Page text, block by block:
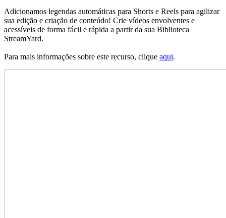
Adicionamos legendas automáticas para Shorts e Reels para agilizar
sua edição e criação de conteúdo! Crie vídeos envolventes e
acessíveis de forma fácil e rápida a partir da sua Biblioteca
StreamYard.
Para mais informações sobre este recurso, clique aqui.